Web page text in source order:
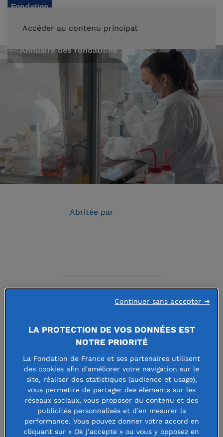
Accéder au contenu principal
Annuaire des fondations
Abritée par
FONDATION CRIS CANCER
Faire un don à cette fondation
La Fondation CRIS CANCER soutient
la lutte contre le cancer, par
différents axes d’actions :
LA PROTECTION DE VOS DONNÉES EST
NOTRE PRIORITÉ
La Fondation de France et ses partenaires utilisent
des cookies afin d'améliorer votre navigation sur le
site, réaliser des statistiques (audience et usage),
vous permettre de partager des éléments sur les
réseaux sociaux, vous proposer du contenu et des
publicités personnalisés et d’en mesurer la
performance. Vous pouvez donner votre accord en
cliquant sur « Ok j’accepte » ou vous y opposez en
Continuer sans accepter ➜